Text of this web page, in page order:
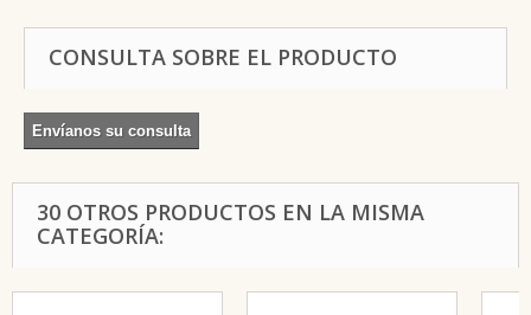
CONSULTA SOBRE EL PRODUCTO
Envíanos su consulta
30 OTROS PRODUCTOS EN LA MISMA
CATEGORÍA: